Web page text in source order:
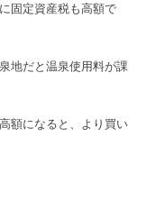
固定資産税も高額で
地だと温泉使用料が課
額になると、より買い